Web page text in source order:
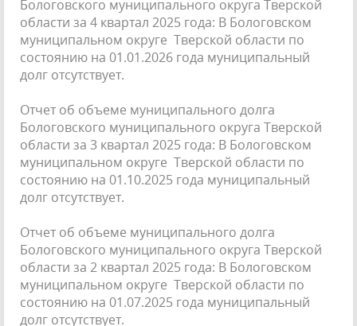
Бологовского муниципального округа Тверской
области за 4 квартал 2025 года: В Бологовском
муниципальном округе Тверской области по
состоянию на 01.01.2026 года муниципальный
долг отсутствует.
Отчет об объеме муниципального долга
Бологовского муниципального округа Тверской
области за 3 квартал 2025 года: В Бологовском
муниципальном округе Тверской области по
состоянию на 01.10.2025 года муниципальный
долг отсутствует.
Отчет об объеме муниципального долга
Бологовского муниципального округа Тверской
области за 2 квартал 2025 года: В Бологовском
муниципальном округе Тверской области по
состоянию на 01.07.2025 года муниципальный
долг отсутствует.